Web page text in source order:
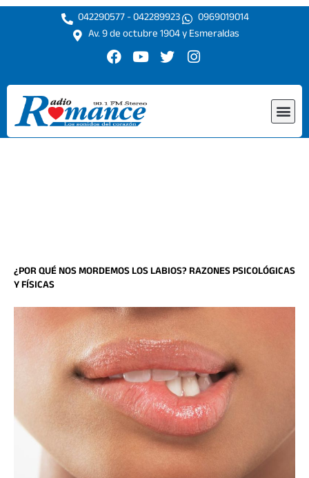
Ir
042290577 - 042289923
0969019014
Av. 9 de octubre 1904 y Esmeraldas
F
c
e
b
o
o
Y
u
t
u
b
e
T
i
r
I
s
r
¿POR QUÉ NOS MORDEMOS LOS LABIOS? RAZONES PSICOLÓGICAS
Y FÍSICAS